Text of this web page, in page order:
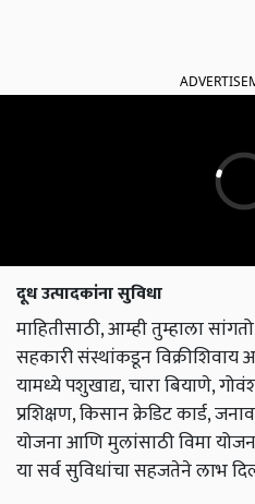
दूध उत्पादकांना सुविधा
माहितीसाठी, आम्ही तुम्हाला
सहकारी संस्थांकडून
यामध्ये पशुखाद्य, चारा बियाणे,
प्रशिक्षण, किसान क्रेडिट कार्ड,
योजना आणि मुलांसाठी विमा
या सर्व सुविधांचा सहजतेने लाभ